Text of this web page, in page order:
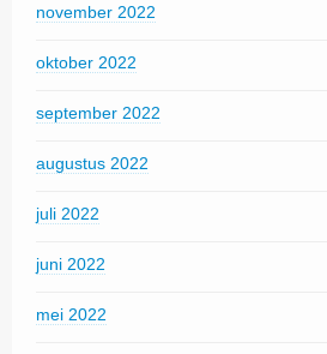
november 2022
oktober 2022
september 2022
augustus 2022
juli 2022
juni 2022
mei 2022